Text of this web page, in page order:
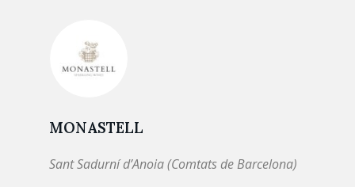
MONASTELL
Sant Sadurní d’Anoia (Comtats de Barcelona)